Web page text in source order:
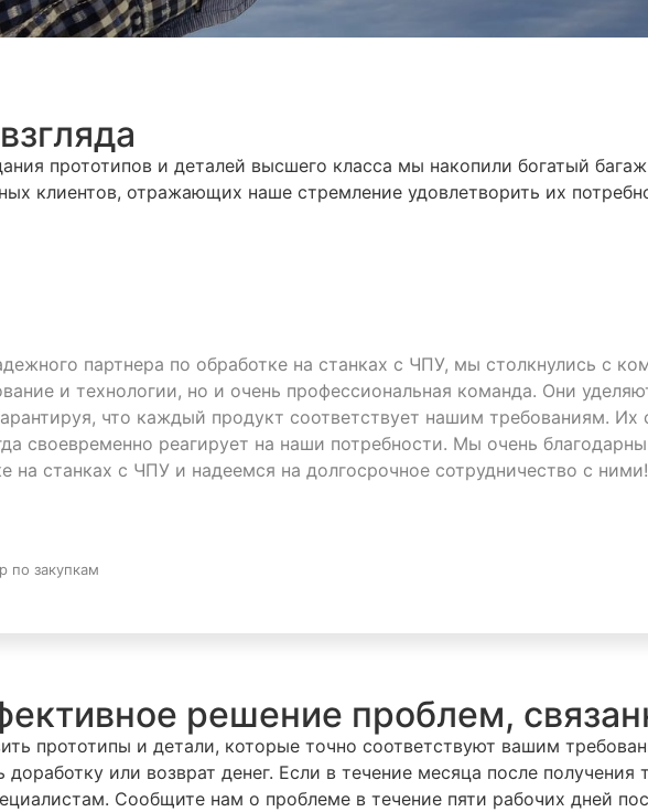
прототипов и деталей высшего класса мы накопили богатый
клиентов, отражающих наше стремление удовлетворить их
партнера по обработке на станках с ЧПУ, мы столкнулись с
и технологии, но и очень профессиональная команда. Они
что каждый продукт соответствует нашим требованиям.
своевременно реагирует на наши потребности. Мы очень
на станках с ЧПУ и надеемся на долгосрочное сотрудничество с ними!
по закупкам
решение проблем,
прототипы и детали, которые точно соответствуют вашим
или возврат денег. Если в течение месяца после
Сообщите нам о проблеме в течение пяти рабочих дней